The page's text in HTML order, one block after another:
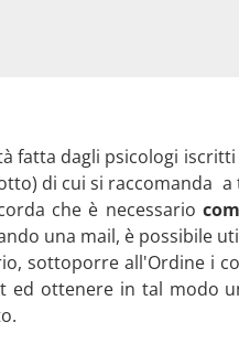
fatta dagli psicologi
di cui si raccomanda
che è necessario
una mail, è possibile
sottoporre all'Ordine i
ottenere in tal modo